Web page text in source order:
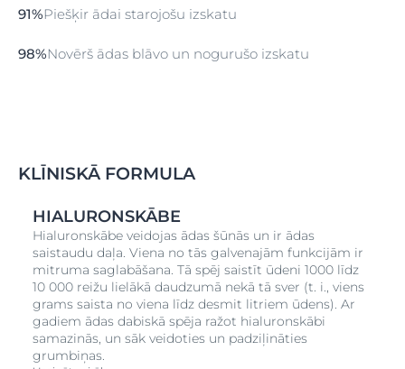
Klīniskie un dermatoloģiskie pētījumi
panesamību ādai.
rezultātiem.
Pēc 4nedēļām
Novērš ādas bālumu, īpaši no rīta
98%
Tūlīt nodrošina svaigu ādas izskatu
95%
Piešķir manai ādai veselīgu toni
94%
91%Piešķir ādai starojošu izskatu
98%Novērš ādas blāvo un nogurušo izskatu
KLĪNISKĀ FORMULA
HIALURONSKĀBE
Hialuronskābe veidojas ādas šūnās un ir ādas
saistaudu daļa. Viena no tās galvenajām funkcijām ir
mitruma saglabāšana. Tā spēj saistīt ūdeni 1000 līdz
10 000 reižu lielākā daudzumā nekā tā sver (t. i., viens
grams saista no viena līdz desmit litriem ūdens). Ar
gadiem ādas dabiskā spēja ražot hialuronskābi
samazinās, un sāk veidoties un padziļināties
grumbiņas.